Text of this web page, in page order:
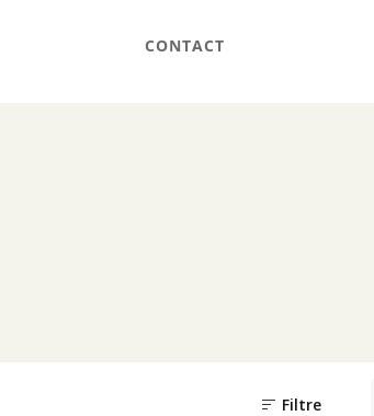
CONTACT
Filtre